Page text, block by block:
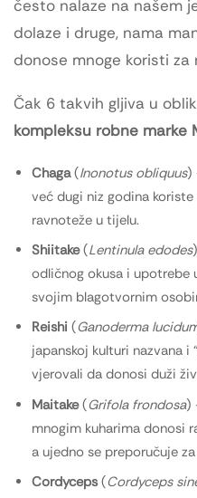
često nalaze na našem
dolaze i druge, nama
donose mnoge koristi
Čak 6 takvih gljiva u
kompleksu robne marke
Chaga(Inonotus obliquus)
već dugi niz godina
ravnoteže u tijelu.
Shiitake(Lentinula edodes
odličnog okusa i upotrebe
svojim blagotvornim
Reishi (Ganoderma
japanskoj kulturi nazvana i
vjerovali da donosi duži
Maitake(Grifola frondosa)
mnogim kuharima donosi
a ujedno se preporučuje
Cordyceps(Cordyceps